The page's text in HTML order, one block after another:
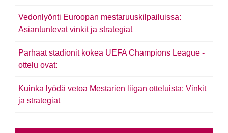
Vedonlyönti Euroopan mestaruuskilpailuissa:
Asiantuntevat vinkit ja strategiat
Parhaat stadionit kokea UEFA Champions League -
ottelu ovat:
Kuinka lyödä vetoa Mestarien liigan otteluista: Vinkit
ja strategiat